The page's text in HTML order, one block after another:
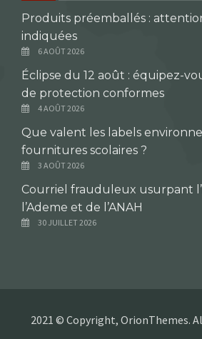
Produits préemballés :
indiquées
6 AOÛT 2026
Éclipse du 12 août : équipez-
de protection conformes
4 AOÛT 2026
Que valent les labels
fournitures scolaires ?
3 AOÛT 2026
Courriel frauduleux usurpant
l’Ademe et de l’ANAH
30 JUILLET 2026
2021 © Copyright, OrionThemes.